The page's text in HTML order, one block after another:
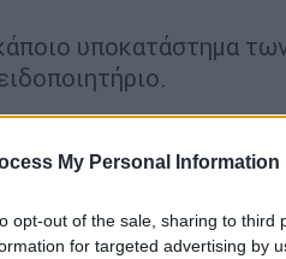
My Personal Information
opt-out of the sale, sharing to
for targeted advertising by
υποκατάστημα
τα τέλη
μπορεί να